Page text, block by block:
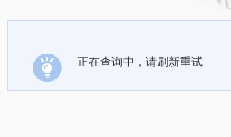
正在查询中，请刷新重试